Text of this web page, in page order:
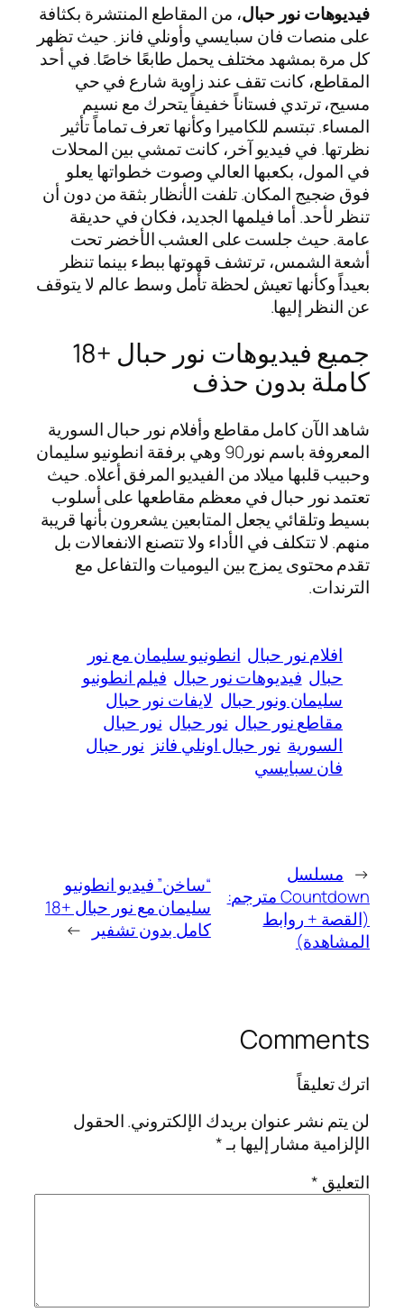
فيديوهات نور حبال، من المقاطع المنتشرة بكثافة
على منصات فان سبايسي وأونلي فانز. حيث تظهر
كل مرة بمشهد مختلف يحمل طابعًا خاصًا. في أحد
المقاطع، كانت تقف عند زاوية شارع في حي
مسيح، ترتدي فستاناً خفيفاً يتحرك مع نسيم
المساء. تبتسم للكاميرا وكأنها تعرف تماماً تأثير
نظرتها. في فيديو آخر، كانت تمشي بين المحلات
في المول، بكعبها العالي وصوت خطواتها يعلو
فوق ضجيج المكان. تلفت الأنظار بثقة من دون أن
تنظر لأحد. أما فيلمها الجديد، فكان في حديقة
عامة. حيث جلست على العشب الأخضر تحت
أشعة الشمس، ترتشف قهوتها ببطء بينما تنظر
بعيداً وكأنها تعيش لحظة تأمل وسط عالم لا يتوقف
عن النظر إليها.
جميع فيديوهات نور حبال +18
كاملة بدون حذف
شاهد الآن كامل مقاطع وأفلام نور حبال السورية
المعروفة باسم نور90 وهي برفقة انطونيو سليمان
وحبيب قلبها ميلاد من الفيديو المرفق أعلاه. حيث
تعتمد نور حبال في معظم مقاطعها على أسلوب
بسيط وتلقائي يجعل المتابعين يشعرون بأنها قريبة
منهم. لا تتكلف في الأداء ولا تتصنع الانفعالات بل
تقدم محتوى يمزج بين اليوميات والتفاعل مع
الترندات.
افلام نور حبال انطونيو سليمان مع نور
حبال فيديوهات نور حبال فيلم انطونيو
سليمان ونور حبال لايفات نور حبال
مقاطع نور حبال نور حبال نور حبال
السورية نور حبال اونلي فانز نور حبال
فان سبايسي
← مسلسل
Countdown مترجم:
(القصة + روابط
المشاهدة)
“ساخن” فيديو انطونيو
سليمان مع نور حبال +18
كامل بدون تشفير
→
Comments
اترك تعليقاً
لن يتم نشر عنوان بريدك الإلكتروني.الحقول
الإلزامية مشار إليها بـ*
التعليق *